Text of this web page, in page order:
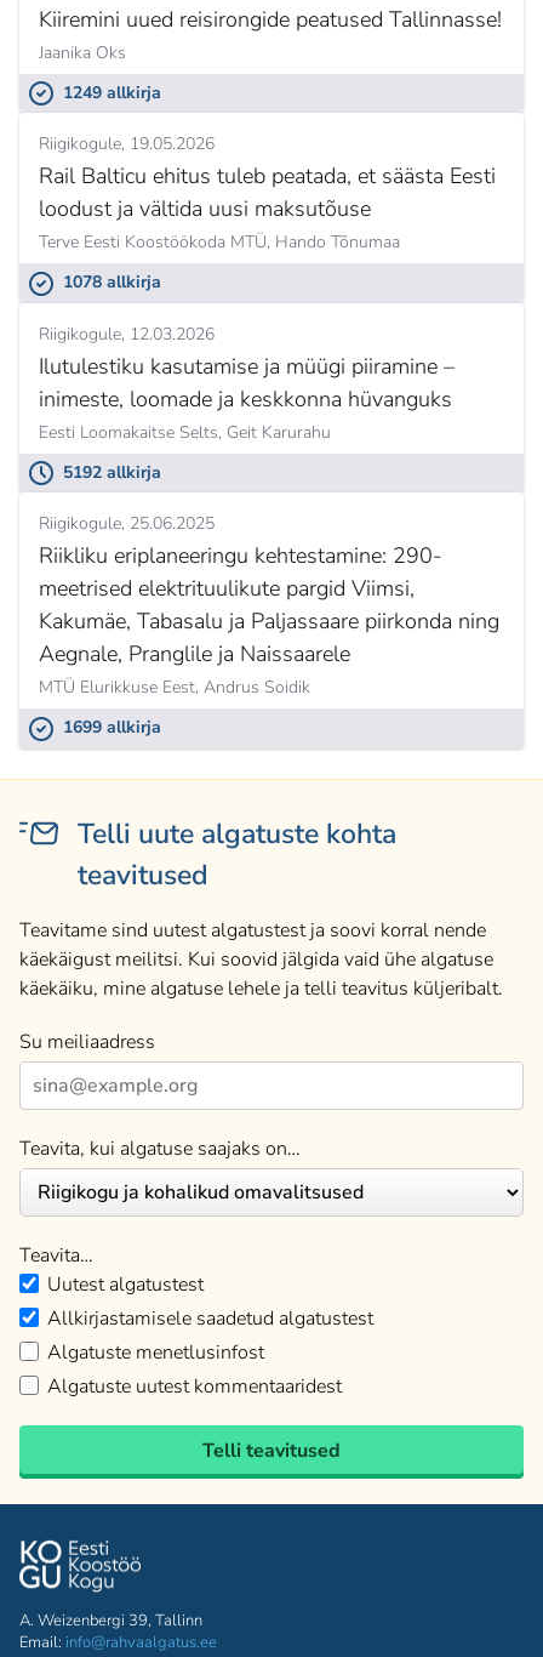
Kiiremini uued reisirongide peatused Tallinnasse!
Jaanika Oks
1249 allkirja
Riigikogule 19.05.2026
Rail Balticu ehitus tuleb peatada, et säästa Eesti
loodust ja vältida uusi maksutõuse
Terve Eesti Koostöökoda MTÜ, Hando Tõnumaa
1078 allkirja
Riigikogule 12.03.2026
Ilutulestiku kasutamise ja müügi piiramine –
inimeste, loomade ja keskkonna hüvanguks
Eesti Loomakaitse Selts, Geit Karurahu
5192 allkirja
Riigikogule 25.06.2025
Riikliku eriplaneeringu kehtestamine: 290-
meetrised elektrituulikute pargid Viimsi,
Kakumäe, Tabasalu ja Paljassaare piirkonda ning
Aegnale, Pranglile ja Naissaarele
MTÜ Elurikkuse Eest, Andrus Soidik
1699 allkirja
Telli uute algatuste kohta
teavitused
Teavitame sind uutest algatustest ja soovi korral nende
käekäigust meilitsi. Kui soovid jälgida vaid ühe algatuse
käekäiku, mine algatuse lehele ja telli teavitus küljeribalt.
Su meiliaadress
Teavita, kui algatuse saajaks on…
Teavita…
Uutest algatustest
Allkirjastamisele saadetud algatustest
Algatuste menetlusinfost
Algatuste uutest kommentaaridest
Telli teavitused
A. Weizenbergi 39, Tallinn
Email: info@rahvaalgatus.ee